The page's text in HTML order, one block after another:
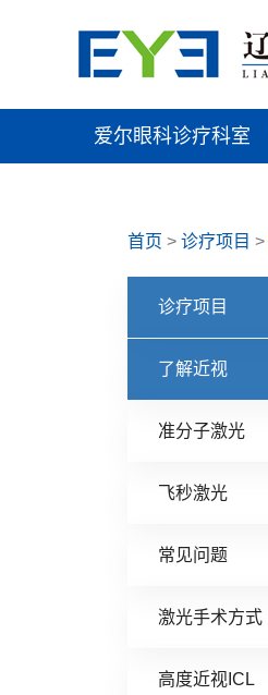
爱尔眼科诊疗科室
近视手术科
视光及小儿眼病科
白内障科
青光眼科
角膜眼表科
整形眼眶科
眼底病科
中医眼科
首页 > 诊疗项目 >
诊疗项目
了解近视
准分子激光
飞秒激光
常见问题
激光手术方式
高度近视ICL